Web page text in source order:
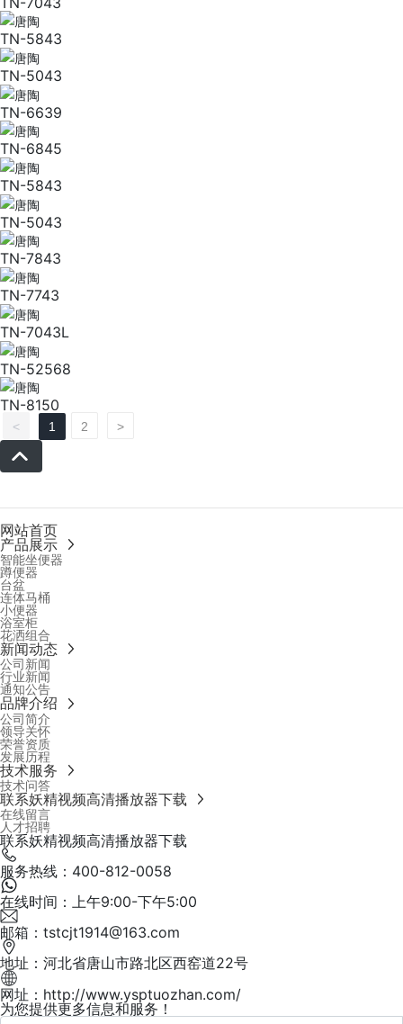
TN-5843
TN-5043
TN-6639
TN-6845
TN-5843
TN-5043
TN-7843
TN-7743
TN-7043L
TN-52568
TN-8150
< 1 2 >
网站首页
产品展示
智能坐便器
蹲便器
台盆
连体马桶
小便器
浴室柜
花洒组合
新闻动态
公司新闻
行业新闻
通知公告
品牌介绍
公司简介
领导关怀
荣誉资质
发展历程
技术服务
技术问答
联系妖精视频高清播放器下载
在线留言
人才招聘
联系妖精视频高清播放器下载
服务热线：400-812-0058
在线时间：上午9:00-下午5:00
邮箱：tstcjt1914@163.com
地址：河北省唐山市路北区西窑道22号
网址：http://www.ysptuozhan.com/
为您提供更多信息和服务！